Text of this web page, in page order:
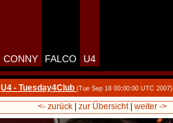
CONNY FALCO U4
U4 - Tuesday4Club (Tue Sep 18 00:00:00 UTC 2007)
<- zurück| zur Übersicht| weiter ->